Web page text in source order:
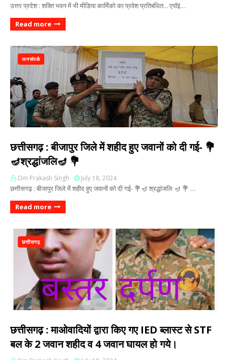
उत्तर प्रदेश : शक्ति भवन में भी मीडिया कार्मिको का प्रवेश प्रतिबंधित... एपॉइं…
Read more
जनसंपर्क
छत्तीसगढ़ : बीजापुर जिले में शहीद हुए जवानों को दी गई- 💐
🪔श्रद्धांजलि🪔 💐
Om Prakash Singh July 18, 2024
छत्तीसगढ़ : बीजापुर जिले में शहीद हुए जवानों को दी गई- 💐🪔 श्रद्धांजलि 🪔 💐 …
Read more
छत्तीसगढ़
छत्तीसगढ़ : माओवादियों द्वारा किए गए IED ब्लास्ट से STF
बल के 2 जवान शहीद व 4 जवान घायल हो गये।